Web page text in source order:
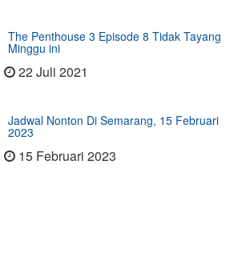
The Penthouse 3 Episode 8 Tidak Tayang
Minggu ini
22 Juli 2021
Jadwal Nonton Di Semarang, 15 Februari
2023
15 Februari 2023